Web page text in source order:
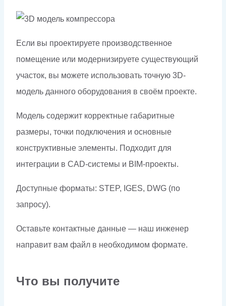
Если вы проектируете производственное
помещение или модернизируете существующий
участок, вы можете использовать точную 3D-
модель данного оборудования в своём проекте.
Модель содержит корректные габаритные
размеры, точки подключения и основные
конструктивные элементы. Подходит для
интеграции в CAD-системы и BIM-проекты.
Доступные форматы: STEP, IGES, DWG (по
запросу).
Оставьте контактные данные — наш инженер
направит вам файл в необходимом формате.
Что вы получите